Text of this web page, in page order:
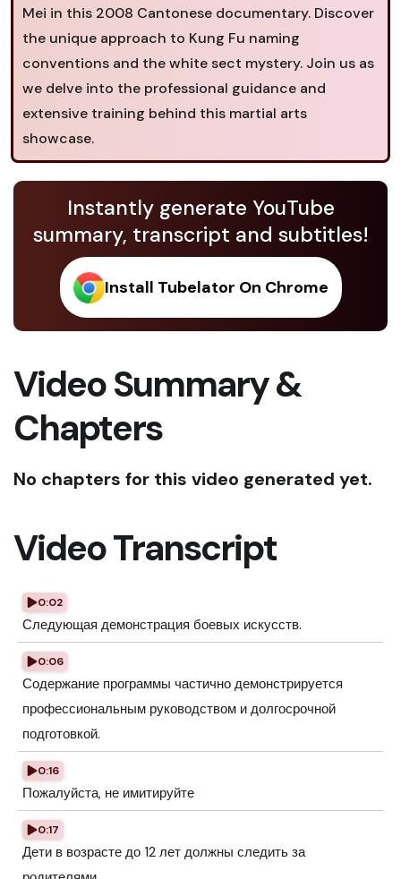
Mei in this 2008 Cantonese documentary. Discover
the unique approach to Kung Fu naming
conventions and the white sect mystery. Join us as
we delve into the professional guidance and
extensive training behind this martial arts
showcase.
Instantly generate YouTube
summary, transcript and subtitles!
Install Tubelator On Chrome
Video Summary &
Chapters
No chapters for this video generated yet.
Video Transcript
0:02
Следующая демонстрация боевых искусств.
0:06
Содержание программы частично демонстрируется
профессиональным руководством и долгосрочной
подготовкой.
0:16
Пожалуйста, не имитируйте
0:17
Дети в возрасте до 12 лет должны следить за